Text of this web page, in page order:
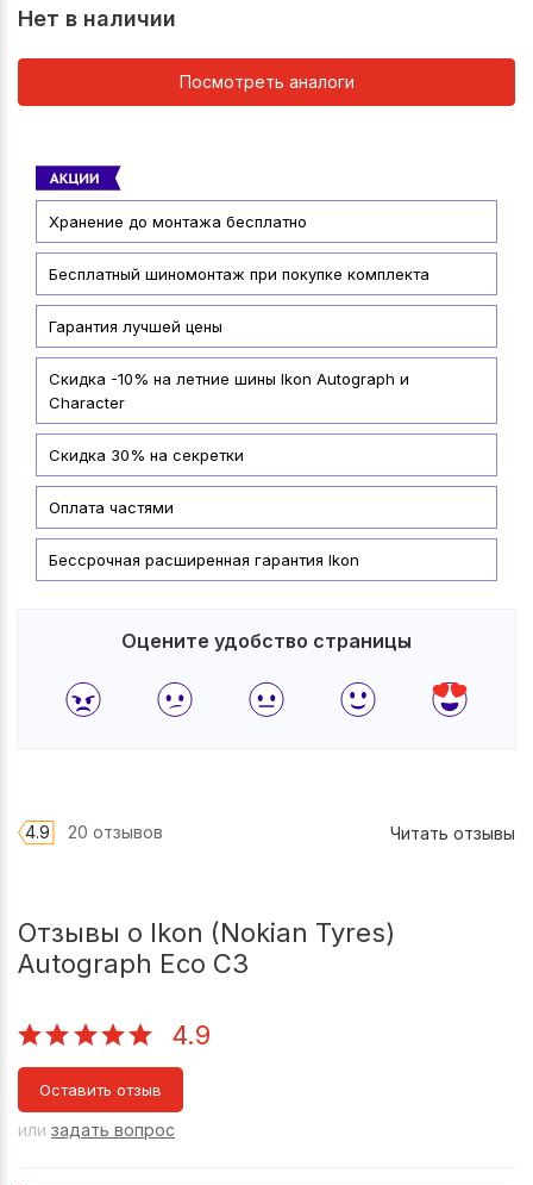
Нет в наличии
Посмотреть аналоги
Хранение до монтажа бесплатно
Бесплатный шиномонтаж при покупке комплекта
Гарантия лучшей цены
Скидка -10% на летние шины Ikon Autograph и
Character
Скидка 30% на секретки
Оплата частями
Бессрочная расширенная гарантия Ikon
Оцените удобство страницы
4.9 20 отзывов Читать отзывы
Отзывы о Ikon (Nokian Tyres)
Autograph Eco C3
4.9
Оставить отзыв
или задать вопрос